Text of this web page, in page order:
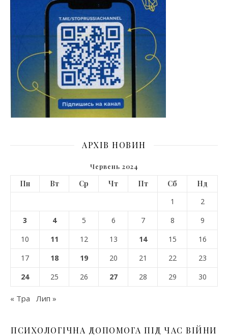
АРХІВ НОВИН
Червень 2024
Пн Вт Ср Чт Пт Сб
Нд
1
2
3
4 5 6 7 8
9
10
11 12 13 14 15
16
17
18 19 20 21 22
23
24
25 26 27 28 29 30
« Тра Лип »
ПСИХОЛОГІЧНА ДОПОМОГА ПІД ЧАС ВІЙНИ